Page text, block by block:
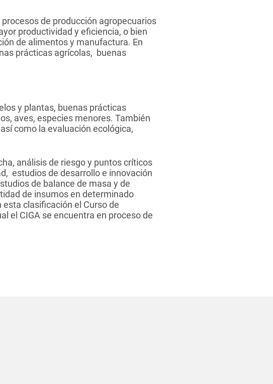
de producción agropecuarios
productividad y eficiencia, o bien
de alimentos y manufactura. En
prácticas agrícolas, buenas
y plantas, buenas prácticas
aves, especies menores. También
como la evaluación ecológica,
análisis de riesgo y puntos críticos
estudios de desarrollo e innovación
de balance de masa y de
de insumos en determinado
clasificación el Curso de
el CIGA se encuentra en proceso de